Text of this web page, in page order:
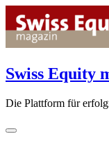
content
Swiss Equity
Die Plattform für